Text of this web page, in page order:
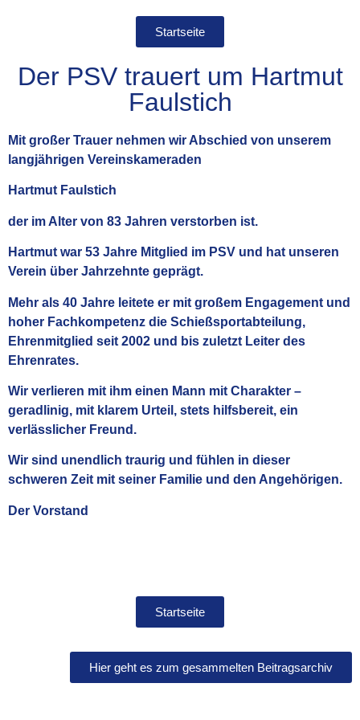
Startseite
Der PSV trauert um Hartmut
Faulstich
Mit großer Trauer nehmen wir Abschied von unserem
langjährigen Vereinskameraden
Hartmut Faulstich
der im Alter von 83 Jahren verstorben ist.
Hartmut war 53 Jahre Mitglied im PSV und hat unseren
Verein über Jahrzehnte geprägt.
Mehr als 40 Jahre leitete er mit großem Engagement und
hoher Fachkompetenz die Schießsportabteilung,
Ehrenmitglied seit 2002 und bis zuletzt Leiter des
Ehrenrates.
Wir verlieren mit ihm einen Mann mit Charakter –
geradlinig, mit klarem Urteil, stets hilfsbereit, ein
verlässlicher Freund.
Wir sind unendlich traurig und fühlen in dieser
schweren Zeit mit seiner Familie und den Angehörigen.
Der Vorstand
Startseite
Hier geht es zum gesammelten Beitragsarchiv